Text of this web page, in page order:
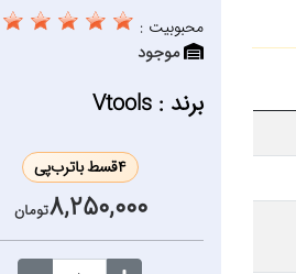
محبوبیت :
موجود
برند : Vtools
4قسط باترب‌پی
8,250,000تومان